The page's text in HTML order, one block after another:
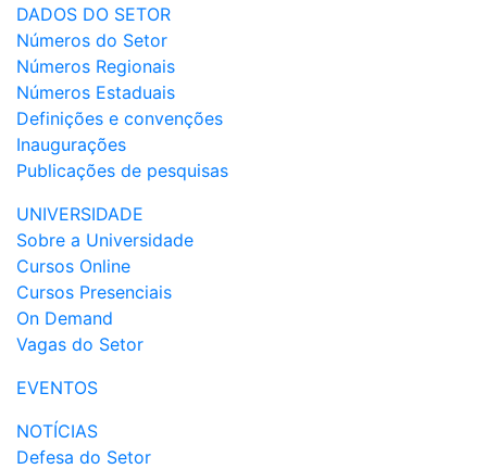
DADOS DO SETOR
Números do Setor
Números Regionais
Números Estaduais
Definições e convenções
Inaugurações
Publicações de pesquisas
UNIVERSIDADE
Sobre a Universidade
Cursos Online
Cursos Presenciais
On Demand
Vagas do Setor
EVENTOS
NOTÍCIAS
Defesa do Setor